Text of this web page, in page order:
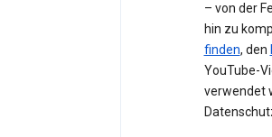
– von der
hin zu
finden, den
YouTube-
verwendet